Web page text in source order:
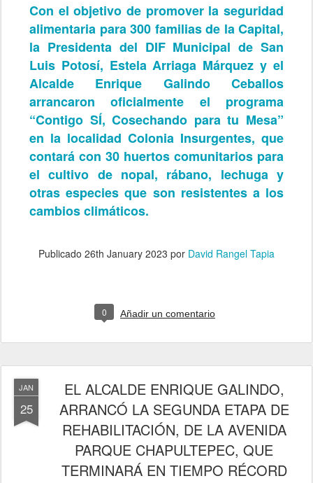
Con el objetivo de promover la seguridad
alimentaria para 300 familias de la Capital,
la Presidenta del DIF Municipal de San
Luis Potosí, Estela Arriaga Márquez y el
Alcalde Enrique Galindo Ceballos
arrancaron oficialmente el programa
“Contigo SÍ, Cosechando para tu Mesa”
en la localidad Colonia Insurgentes, que
contará con 30 huertos comunitarios para
el cultivo de nopal, rábano, lechuga y
otras especies que son resistentes a los
cambios climáticos.
Publicado 26th January 2023 por David Rangel Tapia
0 Añadir un comentario
JAN
25
EL ALCALDE ENRIQUE GALINDO,
ARRANCÓ LA SEGUNDA ETAPA DE
REHABILITACIÓN, DE LA AVENIDA
PARQUE CHAPULTEPEC, QUE
TERMINARÁ EN TIEMPO RÉCORD